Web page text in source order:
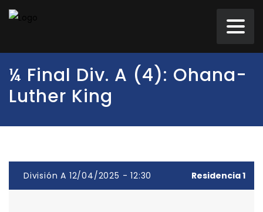
¼ Final Div. A (4): Ohana-
Luther King
División A 12/04/2025 - 12:30 Residencia 1